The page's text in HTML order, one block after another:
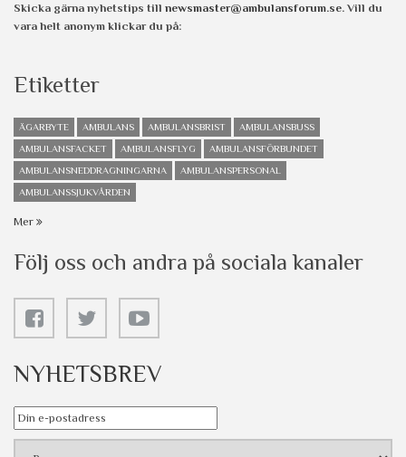
Skicka gärna nyhetstips till newsmaster@ambulansforum.se. Vill du
vara helt anonym klickar du på:
Etiketter
ÄGARBYTE AMBULANS AMBULANSBRIST
AMBULANSBUSS
AMBULANSFACKET
AMBULANSFLYG
AMBULANSFÖRBUNDET
AMBULANSNEDDRAGNINGARNA
AMBULANSPERSONAL
AMBULANSSJUKVÅRDEN
Mer
Följ oss och andra på sociala kanaler
NYHETSBREV